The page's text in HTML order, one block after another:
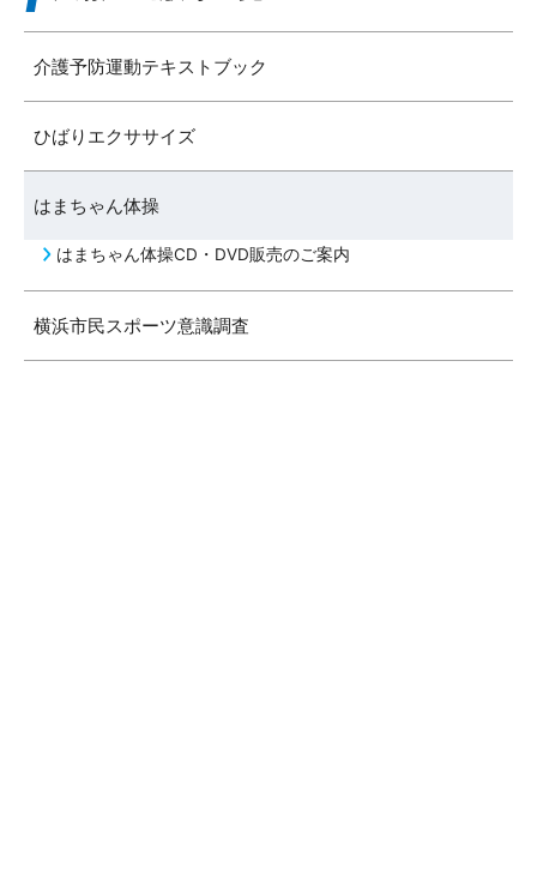
介護予防運動テキストブック
ひばりエクササイズ
はまちゃん体操
はまちゃん体操CD・DVD販売のご案内
横浜市民スポーツ意識調査